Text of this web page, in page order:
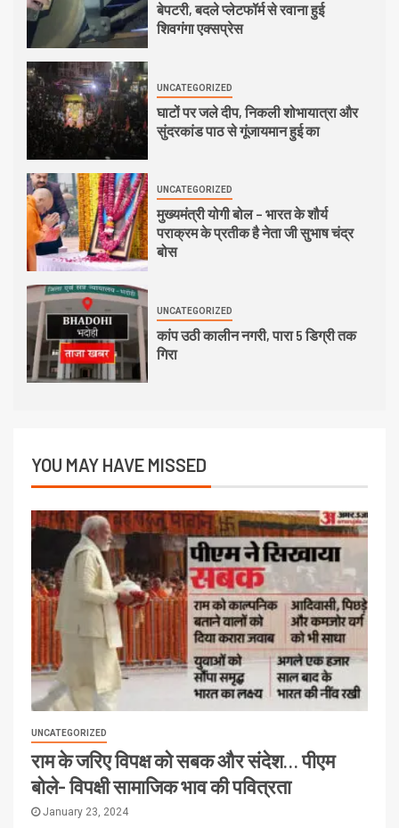
बेपटरी, बदले प्लेटफॉर्म से रवाना हुई
शिवगंगा एक्सप्रेस
UNCATEGORIZED
घाटों पर जले दीप, निकली शोभायात्रा और
सुंदरकांड पाठ से गूंजायमान हुई का
UNCATEGORIZED
मुख्यमंत्री योगी बोल – भारत के शौर्य
पराक्रम के प्रतीक है नेता जी सुभाष चंद्र
बोस
UNCATEGORIZED
कांप उठी कालीन नगरी, पारा 5 डिग्री तक
गिरा
YOU MAY HAVE MISSED
UNCATEGORIZED
राम के जरिए विपक्ष को सबक और संदेश… पीएम
बोले- विपक्षी सामाजिक भाव की पवित्रता
January 23, 2024